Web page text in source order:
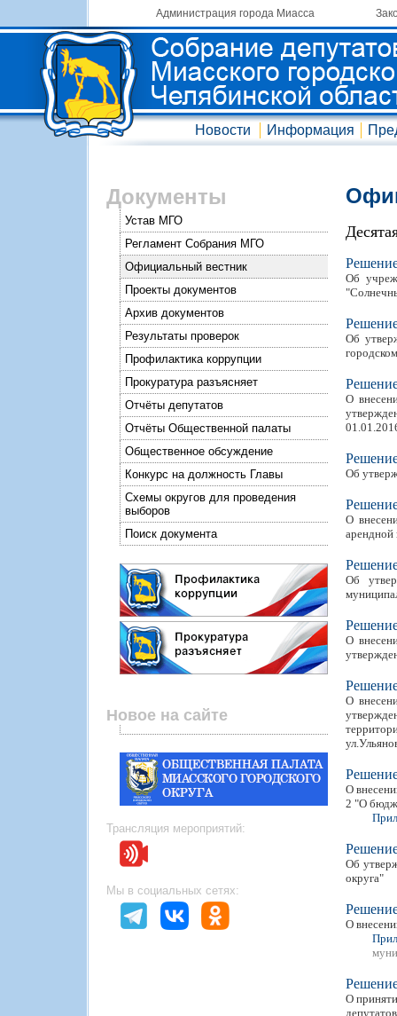
Администрация города Миасса
Новости Информация
Документы
Устав МГО
Регламент Собрания МГО
Официальный вестник
Проекты документов
Архив документов
Результаты проверок
Профилактика коррупции
Прокуратура разъясняет
Отчёты депутатов
Отчёты Общественной палаты
Общественное обсуждение
Конкурс на должность Главы
Схемы округов для проведения
выборов
Поиск документа
Новое на сайте
Трансляция мероприятий:
Мы в социальных сетях:
Об
Об
О
Об
О
арендной
Об
О
О
О
2 "О
Об
округа"
О
О